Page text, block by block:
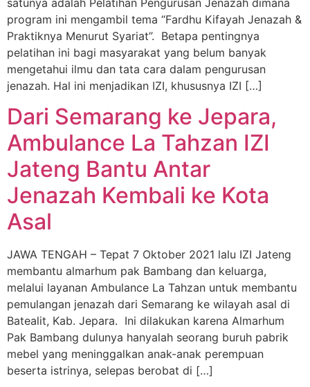
satunya adalah Pelatihan Pengurusan Jenazah dimana
program ini mengambil tema “Fardhu Kifayah Jenazah &
Praktiknya Menurut Syariat”. Betapa pentingnya
pelatihan ini bagi masyarakat yang belum banyak
mengetahui ilmu dan tata cara dalam pengurusan
jenazah. Hal ini menjadikan IZI, khususnya IZI […]
Dari Semarang ke Jepara,
Ambulance La Tahzan IZI
Jateng Bantu Antar
Jenazah Kembali ke Kota
Asal
JAWA TENGAH – Tepat 7 Oktober 2021 lalu IZI Jateng
membantu almarhum pak Bambang dan keluarga,
melalui layanan Ambulance La Tahzan untuk membantu
pemulangan jenazah dari Semarang ke wilayah asal di
Batealit, Kab. Jepara. Ini dilakukan karena Almarhum
Pak Bambang dulunya hanyalah seorang buruh pabrik
mebel yang meninggalkan anak-anak perempuan
beserta istrinya, selepas berobat di […]